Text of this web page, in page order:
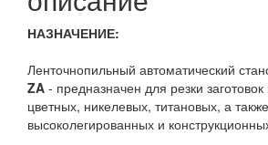
НАЗНАЧЕНИЕ:
Ленточнопильный автоматический
ZA - предназначен для резки
цветных, никелевых, титановых, а также
высоколегированных и